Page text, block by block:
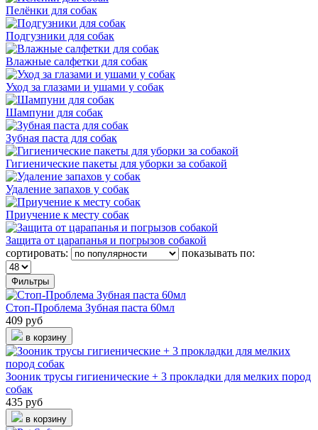
Пелёнки для собак
Подгузники для собак
Влажные салфетки для собак
Уход за глазами и ушами у собак
Шампуни для собак
Зубная паста для собак
Гигиенические пакеты для уборки за собакой
Удаление запахов у собак
Приучение к месту собак
Защита от царапанья и погрызов собакой
сортировать:
показывать по:
Фильтры
Стоп-Проблема Зубная паста 60мл
409 руб
в корзину
Зооник трусы гигиенические + 3 прокладки для мелких пород
собак
435 руб
в корзину